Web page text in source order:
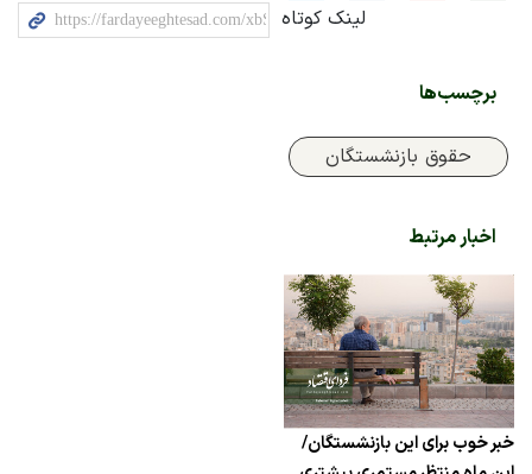
لینک کوتاه
برچسب‌ها
حقوق بازنشستگان
اخبار مرتبط
خبر خوب برای این بازنشستگان/